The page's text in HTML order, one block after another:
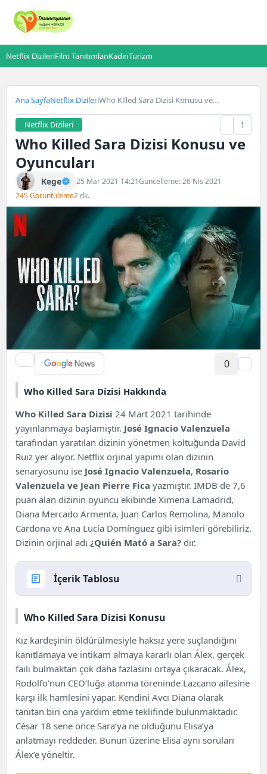
Netflix DizileriFilm TanıtımlarıKadınTurizm
Ana SayfaNetflix DizileriWho Killed Sara Dizisi Konusu ve
Netflix Dizileri
1
Who Killed Sara Dizisi Konusu ve
Oyuncuları
Kege 25 Mar 2021 14:21Güncelleme: 26 Nis 2021
245 Görüntüleme2 dk.
0
Who Killed Sara Dizisi Hakkında
Who Killed Sara Dizisi 24 Mart 2021 tarihinde
yayınlanmaya başlamıştır. José Ignacio Valenzuela
tarafından yaratılan dizinin yönetmen koltuğunda David
Ruiz yer alıyor. Netflix orjinal yapımı olan dizinin
senaryosunu ise José Ignacio Valenzuela, Rosario
Valenzuela ve Jean Pierre Fica yazmıştır. IMDB de 7,6
puan alan dizinin oyuncu ekibinde Ximena Lamadrid,
Diana Mercado Armenta, Juan Carlos Remolina, Manolo
Cardona ve Ana Lucía Domínguez gibi isimleri görebiliriz.
Dizinin orjinal adı ¿Quién Mató a Sara? dır.
İçerik Tablosu
Who Killed Sara Dizisi Konusu
Who Killed Sara Dizisi Konusu
Kız kardeşinin öldürülmesiyle haksız yere suçlandığını
kanıtlamaya ve intikam almaya kararlı olan Álex, gerçek
faili bulmaktan çok daha fazlasını ortaya çıkaracak. Álex,
Rodolfo’nun CEO’luğa atanma töreninde Lazcano ailesine
karşı ilk hamlesini yapar. Kendini Avcı Diana olarak
tanıtan biri ona yardım etme teklifinde bulunmaktadır.
César 18 sene önce Sara’ya ne olduğunu Elisa’ya
anlatmayı reddeder. Bunun üzerine Elisa aynı soruları
Álex’e yöneltir.